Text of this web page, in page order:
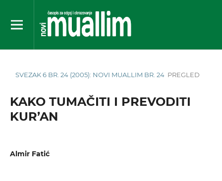
SVEZAK 6 BR. 24 (2005): NOVI MUALLIM BR. 24 PREGLED
KAKO TUMAČITI I PREVODITI
KUR’AN
Almir Fatić